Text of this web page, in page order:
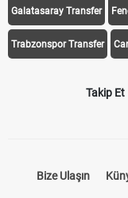
Galatasaray Transfer
Trabzonspor Transfer
Takip Et
Bize Ulaşın